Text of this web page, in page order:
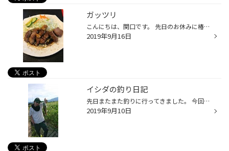
ガッツリ
こんにちは、関口です。 先日のお休みに椿大社へ行ってきました。 途中四日市ででガッツリととんてき食べてきました！！ ひと月ぶりに長距離を運転しました。 普段は通勤片道5分と車いらないんじゃないかという距離ですが空気圧は定期的に見ています。 皆様は、空気圧のタイミングはどれくらいが適...
2019年9月16日
イシダの釣り日記
先日またまた釣りに行ってきました。 今回も岐阜県養老方面です。 今回はスペシャルゲストのカリスマ美容師のY君と ご一緒しました。 Y君は最近バス釣りをはじめて何回か一緒に釣りに行ってますが いまだに釣果に恵まれていません笑 開始直後にイシダに１５センチくらいの可愛いサイズが釣れました...
2019年9月10日